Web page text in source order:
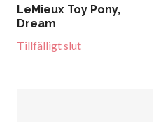
LeMieux Toy Pony,
Dream
Tillfälligt slut